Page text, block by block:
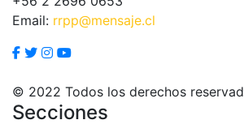
Email: rrpp@mensaje.cl
© 2022 Todos los derechos
Secciones